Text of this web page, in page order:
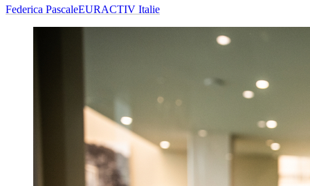
Federica PascaleEURACTIV Italie